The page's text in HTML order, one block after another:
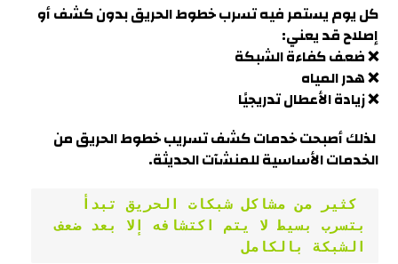
كل يوم يستمر فيه تسرب خطوط الحريق بدون كشف أو
إصلاح قد يعني:
❌ ضعف كفاءة الشبكة
❌ هدر المياه
❌ زيادة الأعطال تدريجيًا
لذلك أصبحت خدمات كشف تسريب خطوط الحريق من
الخدمات الأساسية للمنشآت الحديثة.
بتسرب بسيط لا يتم اكتشافه إلا بعد ضعف
الشبكة بالكامل